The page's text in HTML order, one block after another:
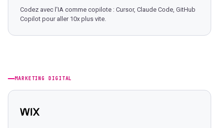
Codez avec l'IA comme copilote : Cursor, Claude Code, GitHub
Copilot pour aller 10x plus vite.
MARKETING DIGITAL